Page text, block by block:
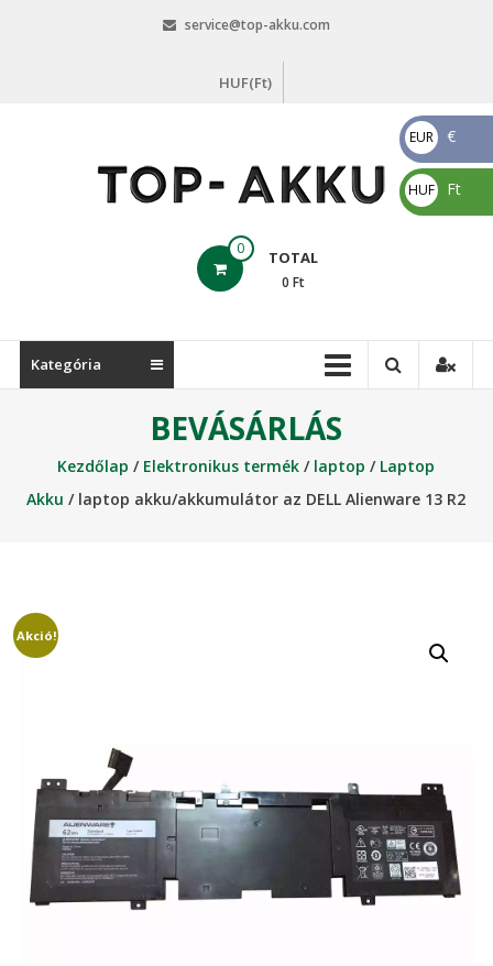
service@top-akku.com
HUF(Ft)
akku.com
0 TOTAL
0 Ft
Kategória
BEVÁSÁRLÁS
Kezdőlap / Elektronikus termék / laptop / Laptop
Akku / laptop akku/akkumulátor az DELL Alienware 13 R2
Akció!
EUR
€
€
HUF
Ft
Ft